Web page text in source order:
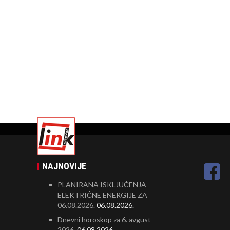
NAJNOVIJE
PLANIRANA ISKLJUČENJA
ELEKTRIČNE ENERGIJE ZA
06.08.2026. 06.08.2026.
Dnevni horoskop za 6. avgust